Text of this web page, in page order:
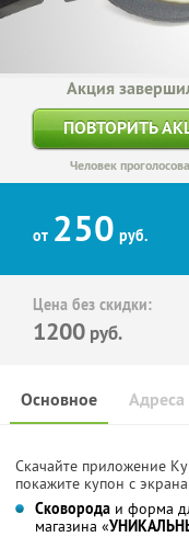
Акция
ПОВТОРИТЬ
Человек
от 250 руб.
Цена без скидки:
1200 руб.
Основное Адреса
Скачайте приложение
покажите купон с
Сковорода и форма
магазина «